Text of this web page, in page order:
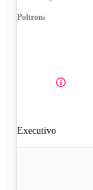
Poltrona
Executivo